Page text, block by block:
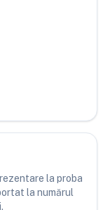
la proba
la numărul